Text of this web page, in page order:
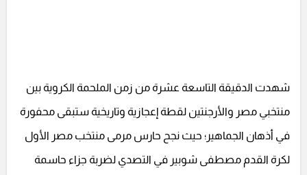
شهدت الدقيقة التاسعة عشرة من زمن الملحمة الكروية بين
منتخبي مصر والأرجنتين لقطة إعجازية وتاريخية ستبقى محفورة
في أذهان الجماهير؛ حيث نجح حارس مرمى منتخب مصر الأول
لكرة القدم مصطفى شوبير في التصدي لضربة جزاء حاسمة